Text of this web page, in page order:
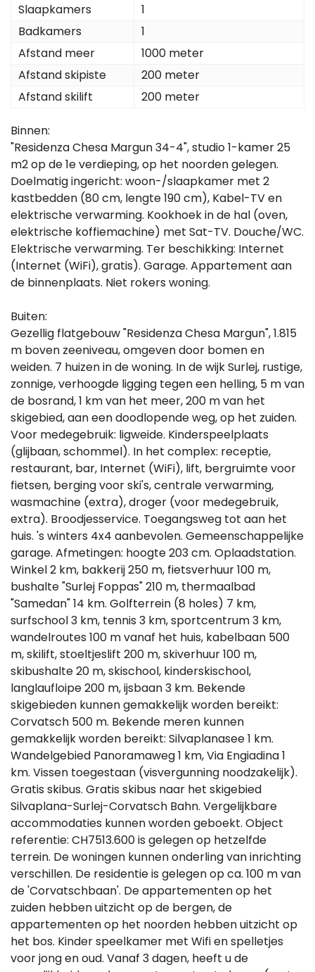
Slaapkamers
1
Badkamers
1
Afstand meer
1000 meter
Afstand skipiste
200 meter
Afstand skilift
200 meter
Binnen:
"Residenza Chesa Margun 34-4", studio 1-kamer 25
m2 op de 1e verdieping, op het noorden gelegen.
Doelmatig ingericht: woon-/slaapkamer met 2
kastbedden (80 cm, lengte 190 cm), Kabel-TV en
elektrische verwarming. Kookhoek in de hal (oven,
elektrische koffiemachine) met Sat-TV. Douche/WC.
Elektrische verwarming. Ter beschikking: Internet
(Internet (WiFi), gratis). Garage. Appartement aan
de binnenplaats. Niet rokers woning.
Buiten:
Gezellig flatgebouw "Residenza Chesa Margun", 1.815
m boven zeeniveau, omgeven door bomen en
weiden. 7 huizen in de woning. In de wijk Surlej, rustige,
zonnige, verhoogde ligging tegen een helling, 5 m van
de bosrand, 1 km van het meer, 200 m van het
skigebied, aan een doodlopende weg, op het zuiden.
Voor medegebruik: ligweide. Kinderspeelplaats
(glijbaan, schommel). In het complex: receptie,
restaurant, bar, Internet (WiFi), lift, bergruimte voor
fietsen, berging voor ski's, centrale verwarming,
wasmachine (extra), droger (voor medegebruik,
extra). Broodjesservice. Toegangsweg tot aan het
huis. 's winters 4x4 aanbevolen. Gemeenschappelijke
garage. Afmetingen: hoogte 203 cm. Oplaadstation.
Winkel 2 km, bakkerij 250 m, fietsverhuur 100 m,
bushalte "Surlej Foppas" 210 m, thermaalbad
"Samedan" 14 km. Golfterrein (8 holes) 7 km,
surfschool 3 km, tennis 3 km, sportcentrum 3 km,
wandelroutes 100 m vanaf het huis, kabelbaan 500
m, skilift, stoeltjeslift 200 m, skiverhuur 100 m,
skibushalte 20 m, skischool, kinderskischool,
langlaufloipe 200 m, ijsbaan 3 km. Bekende
skigebieden kunnen gemakkelijk worden bereikt:
Corvatsch 500 m. Bekende meren kunnen
gemakkelijk worden bereikt: Silvaplanasee 1 km.
Wandelgebied Panoramaweg 1 km, Via Engiadina 1
km. Vissen toegestaan (visvergunning noodzakelijk).
Gratis skibus. Gratis skibus naar het skigebied
Silvaplana-Surlej-Corvatsch Bahn. Vergelijkbare
accommodaties kunnen worden geboekt. Object
referentie: CH7513.600 is gelegen op hetzelfde
terrein. De woningen kunnen onderling van inrichting
verschillen. De residentie is gelegen op ca. 100 m van
de 'Corvatschbaan'. De appartementen op het
zuiden hebben uitzicht op de bergen, de
appartementen op het noorden hebben uitzicht op
het bos. Kinder speelkamer met Wifi en spelletjes
voor jong en oud. Vanaf 3 dagen, heeft u de